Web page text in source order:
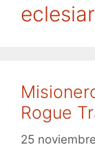
Rogue
25